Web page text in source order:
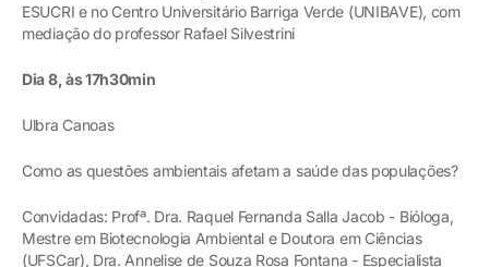
ESUCRI e no Centro Universitário Barriga Verde (UNIBAVE), com
mediação do professor Rafael Silvestrini
Dia 8, às 17h30min
Ulbra Canoas
Como as questões ambientais afetam a saúde das populações?
Convidadas: Profª. Dra. Raquel Fernanda Salla Jacob - Bióloga,
Mestre em Biotecnologia Ambiental e Doutora em Ciências
(UFSCar), Dra. Annelise de Souza Rosa Fontana - Especialista